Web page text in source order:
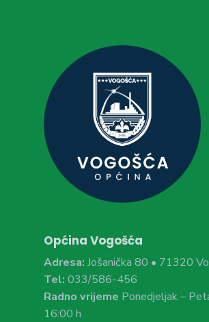
Općina Vogošća
Adresa: Jošanička 80 • 71320
Tel: 033/586-456
Radno vrijeme Ponedjeljak –
16:00 h